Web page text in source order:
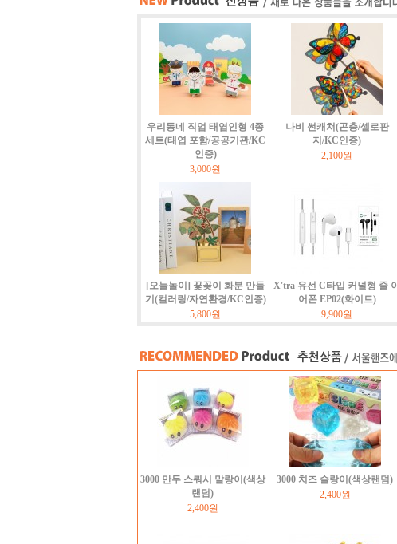
우리동네 직업 태엽인형 4종
세트(태엽 포함/공공기관/KC
인증)
3,000원
나비 썬캐쳐(곤충/셀로판
지/KC인증)
2,100원
[오늘놀이] 꽃꽂이 화분 만들
기(컬러링/자연환경/KC인증)
5,800원
X'tra 유선 C타입 커널형 줄 이
어폰 EP02(화이트)
9,900원
3000 만두 스쿼시 말랑이(색상
랜덤)
2,400원
3000 치즈 슬랑이(색상랜덤)
2,400원